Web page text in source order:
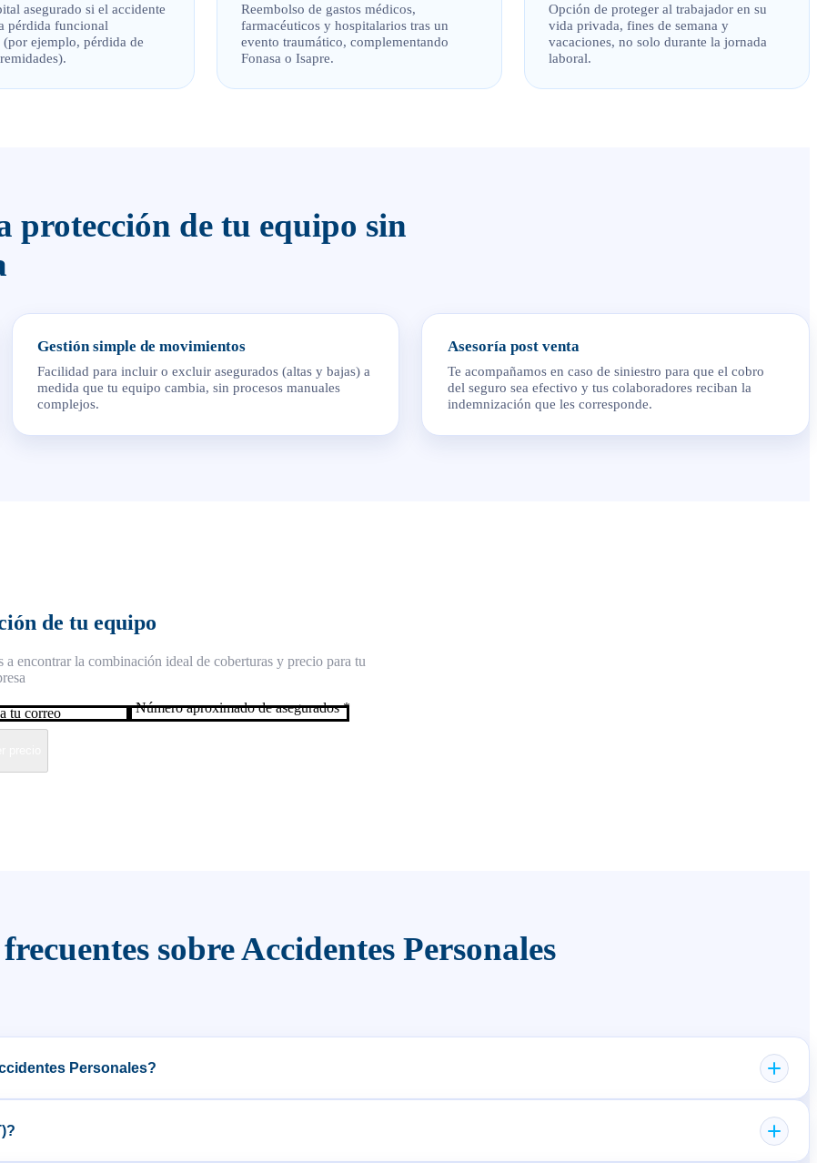
asegurado si el accidente
pérdida funcional
(por ejemplo, pérdida de
Reembolso de gastos médicos,
farmacéuticos y hospitalarios tras un
evento traumático, complementando
Fonasa o Isapre.
Opción de proteger al trabajador en su
vida privada, fines de semana y
vacaciones, no solo durante la jornada
laboral.
protección de tu equipo sin
Gestión simple de movimientos
Facilidad para incluir o excluir asegurados (altas y bajas) a
medida que tu equipo cambia, sin procesos manuales
complejos.
Asesoría post venta
Te acompañamos en caso de siniestro para que el cobro
del seguro sea efectivo y tus colaboradores reciban la
indemnización que les corresponde.
de tu equipo
a encontrar la combinación ideal de coberturas y precio para tu
Número aproximado de asegurados*
sobre Accidentes Personales
Personales?